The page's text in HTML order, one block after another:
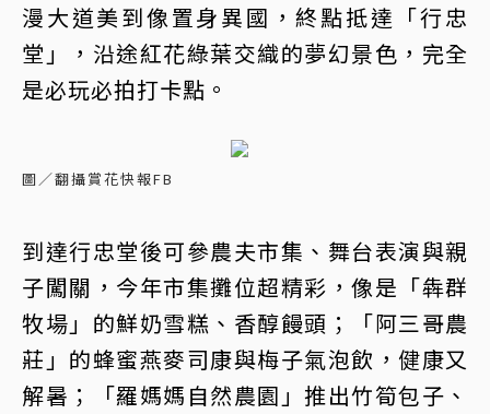
漫大道美到像置身異國，終點抵達「行忠
堂」，沿途紅花綠葉交織的夢幻景色，完全
是必玩必拍打卡點。
圖／翻攝賞花快報FB
到達行忠堂後可參農夫市集、舞台表演與親
子闖關，今年市集攤位超精彩，像是「犇群
牧場」的鮮奶雪糕、香醇饅頭；「阿三哥農
莊」的蜂蜜燕麥司康與梅子氣泡飲，健康又
解暑；「羅媽媽自然農園」推出竹筍包子、